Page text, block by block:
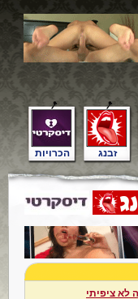
הכרויות זבנג